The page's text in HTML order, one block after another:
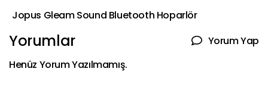
Jopus Gleam Sound Bluetooth Hoparlör
Yorumlar
Yorum Yap
Henüz Yorum Yazılmamış.